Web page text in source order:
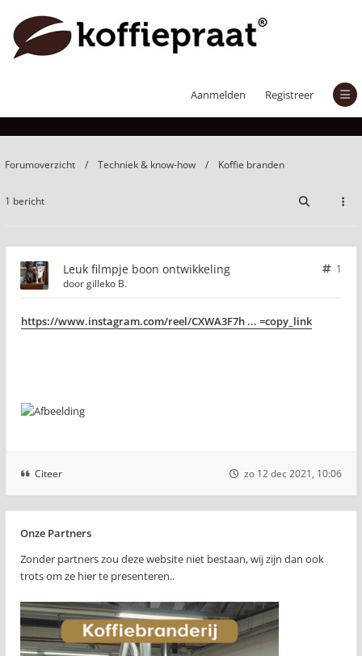
Aanmelden Registreer
Leuk filmpje boon ontwikkeling
Forumoverzicht Techniek & know-how Koffie branden
1 bericht
Leuk filmpje boon ontwikkeling
1
doorgilleko B.
https://www.instagram.com/reel/CXWA3F7h ... =copy_link
Citeer zo 12 dec 2021, 10:06
Onze Partners
Zonder partners zou deze website niet bestaan, wij zijn dan ook
trots om ze hier te presenteren..